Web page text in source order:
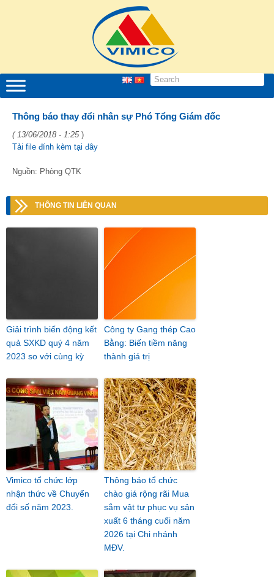
Thông báo thay đổi nhân sự Phó Tổng Giám đốc
( 13/06/2018 - 1:25)
Tải file đính kèm tại đây
Nguồn: Phòng QTK
THÔNG TIN LIÊN QUAN
Giải trình biến động kết
quả SXKD quý 4 năm
2023 so với cùng kỳ
Công ty Gang thép Cao
Bằng: Biến tiềm năng
thành giá trị
Vimico tổ chức lớp
nhận thức về Chuyển
đổi số năm 2023.
Thông báo tổ chức
chào giá rộng rãi Mua
sắm vật tư phục vụ sản
xuất 6 tháng cuối năm
2026 tại Chi nhánh
MĐV.